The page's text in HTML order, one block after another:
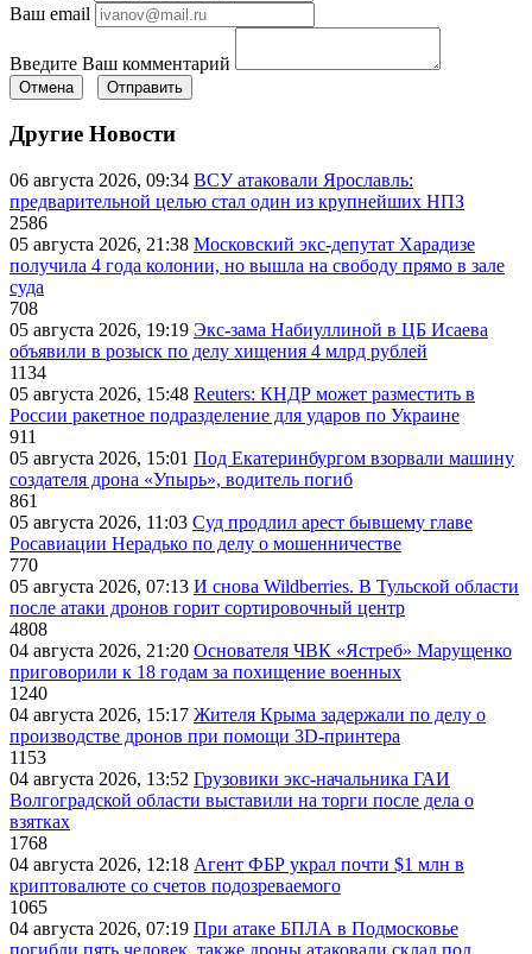
Ваш email
Введите Ваш комментарий
Отмена Отправить
Другие Новости
06 августа 2026, 09:34 ВСУ атаковали Ярославль:
предварительной целью стал один из крупнейших НПЗ
2586
05 августа 2026, 21:38 Московский экс-депутат Харадизе
получила 4 года колонии, но вышла на свободу прямо в зале
суда
708
05 августа 2026, 19:19 Экс-зама Набиуллиной в ЦБ Исаева
объявили в розыск по делу хищения 4 млрд рублей
1134
05 августа 2026, 15:48 Reuters: КНДР может разместить в
России ракетное подразделение для ударов по Украине
911
05 августа 2026, 15:01 Под Екатеринбургом взорвали машину
создателя дрона «Упырь», водитель погиб
861
05 августа 2026, 11:03 Суд продлил арест бывшему главе
Росавиации Нерадько по делу о мошенничестве
770
05 августа 2026, 07:13 И снова Wildberries. В Тульской области
после атаки дронов горит сортировочный центр
4808
04 августа 2026, 21:20 Основателя ЧВК «Ястреб» Марущенко
приговорили к 18 годам за похищение военных
1240
04 августа 2026, 15:17 Жителя Крыма задержали по делу о
производстве дронов при помощи 3D‑принтера
1153
04 августа 2026, 13:52 Грузовики экс-начальника ГАИ
Волгоградской области выставили на торги после дела о
взятках
1768
04 августа 2026, 12:18 Агент ФБР украл почти $1 млн в
криптовалюте со счетов подозреваемого
1065
04 августа 2026, 07:19 При атаке БПЛА в Подмосковье
погибли пять человек, также дроны атаковали склад под